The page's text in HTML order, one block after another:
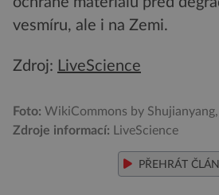
vesmíru, ale i na Zemi.
Zdroj: LiveScience
Foto: WikiCommons by
Zdroje informací: LiveScience
PŘEHRÁT